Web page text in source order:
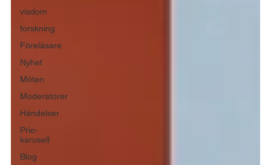
visdom
forskning
Föreläsare
Nyhet
Möten
Moderatorer
Händelser
Prio-
karusell
Blog